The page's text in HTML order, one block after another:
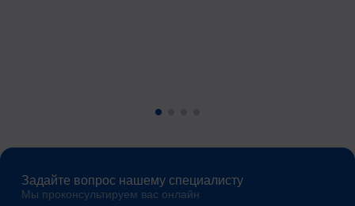
Задайте вопрос нашему специалисту
Мы проконсультируем вас онлайн